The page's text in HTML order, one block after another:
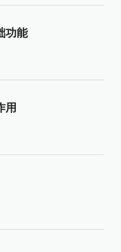
功能
用